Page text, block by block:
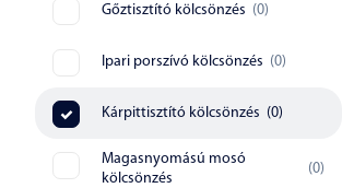
Gőztisztító kölcsönzés (0)
Ipari porszívó kölcsönzés (0)
Kárpittisztító kölcsönzés (0)
Magasnyomású mosó
kölcsönzés
(0)